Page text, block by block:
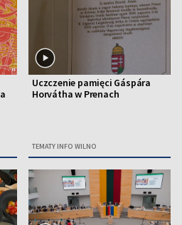
Uczczenie pamięci Gáspára
Horvátha w Prenach
TEMATY INFO WILNO